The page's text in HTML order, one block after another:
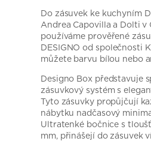
Do zásuvek ke kuchyním
Andrea Capovilla a Dolti v
používáme prověřené
DESIGNO od společnosti
můžete barvu bílou nebo
Designo Box představuje
zásuvkový systém s
Tyto zásuvky propůjčují
nábytku nadčasový
Ultratenké bočnice s
mm, přinášejí do zásuvek